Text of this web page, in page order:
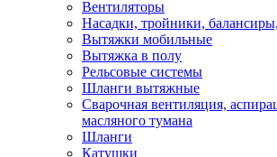
Вентиляторы
Насадки, тройники,
Вытяжки мобильные
Вытяжка в полу
Рельсовые системы
Шланги вытяжные
Сварочная вентиляция,
масляного тумана
Шланги
Катушки